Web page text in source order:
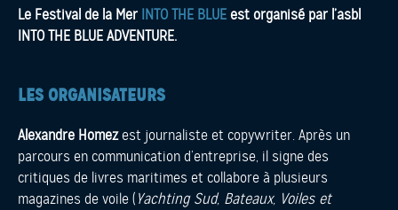
Le Festival de la Mer INTO THE BLUEest organisé par l’asbl
INTO THE BLUE ADVENTURE.
LES ORGANISATEURS
Alexandre Homezest journaliste et copywriter. Après un
parcours en communication d’entreprise, il signe des
critiques de livres maritimes et collabore à plusieurs
magazines de voile (Yachting Sud, Bateaux, Voiles et